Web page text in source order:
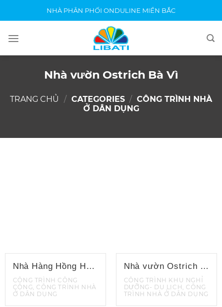
to
NHÀ PHÂN PHỐI ONDULINE MIỀN BẮC
Nhà vườn Ostrich Bà Vì
TRANG CHỦ / CATEGORIES / CÔNG TRÌNH NHÀ
Ở DÂN DỤNG
Nhà Hàng Hồng Hạnh
CÔNG TRÌNH CÔNG
CỘNG, CÔNG TRÌNH NHÀ
Ở DÂN DỤNG
Nhà vườn Ostrich Bà Vì
CÔNG TRÌNH KHU NGHỈ
DƯỠNG- DU LỊCH, CÔNG
TRÌNH NHÀ Ở DÂN DỤNG